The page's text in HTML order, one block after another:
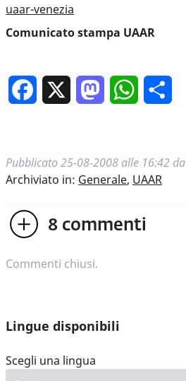
uaar-venezia
Comunicato stampa UAAR
Facebook MastodonWhatsApp
Pubblicato 25-08-2008 alle 16:42 da
Archiviato in: Generale, UAAR
8 commenti
Commenti chiusi.
Lingue disponibili
Scegli una lingua